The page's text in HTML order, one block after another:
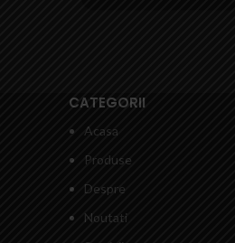
CATEGORII
Acasa
Produse
Despre
Noutati